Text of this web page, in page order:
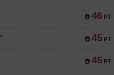
46 PT
45 PT
45 PT